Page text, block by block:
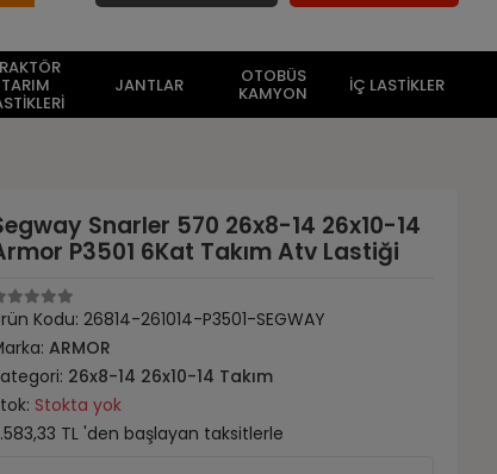
TARIM JANTLAR OTOBÜS
KAMYON İÇ LASTİKLER
Snarler 570 26x8-14 26x10-14
P3501 6Kat Takım Atv Lastiği
Kodu:26814-261014-P3501-SEGWAY
ARMOR
26x8-14 26x10-14 Takım
Stokta yok
TL 'den başlayan taksitlerle